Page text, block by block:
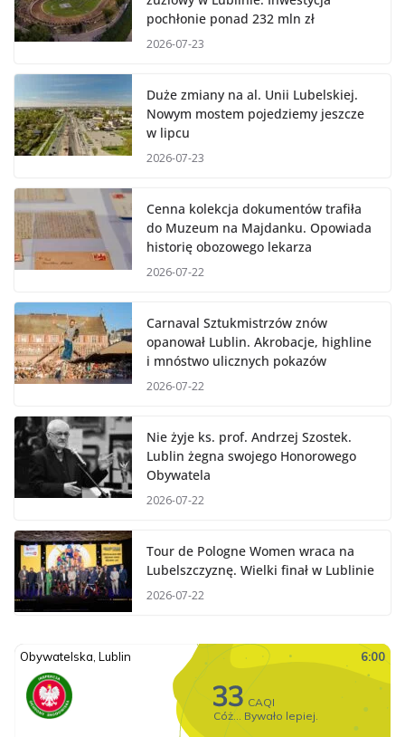
pochłonie ponad 232 mln zł
2026-07-23
Duże zmiany na al. Unii Lubelskiej.
Nowym mostem pojedziemy jeszcze
w lipcu
2026-07-23
Cenna kolekcja dokumentów trafiła
do Muzeum na Majdanku. Opowiada
historię obozowego lekarza
2026-07-22
Carnaval Sztukmistrzów znów
opanował Lublin. Akrobacje, highline
i mnóstwo ulicznych pokazów
2026-07-22
Nie żyje ks. prof. Andrzej Szostek.
Lublin żegna swojego Honorowego
Obywatela
2026-07-22
Tour de Pologne Women wraca na
Lubelszczyznę. Wielki finał w Lublinie
2026-07-22